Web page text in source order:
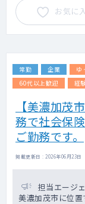
お気に
常勤 企業 ゆ
60代以上歓迎
経
【美濃加茂
務で社会保
ご勤務です。
掲載更新日 : 2026年06月23
担当エージ
美濃加茂市に位置